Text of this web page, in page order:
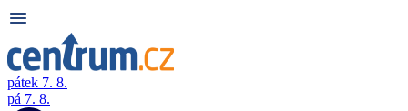
pátek 7. 8.
pá 7. 8.